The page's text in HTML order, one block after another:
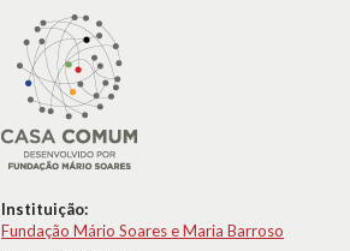
Instituição:
Fundação Mário Soares e Maria Barroso